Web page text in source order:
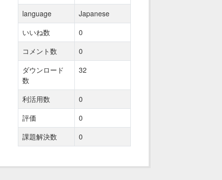
language
Japanese
いいね数
0
コメント数
0
ダウンロード
数
32
利活用数
0
評価
0
課題解決数
0